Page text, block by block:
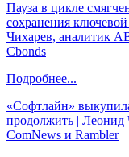
Пауза в цикле
сохранения
Чихарев, аналитик
Cbonds
Подробнее...
«Софтлайн»
продолжить |
ComNews и Rambler